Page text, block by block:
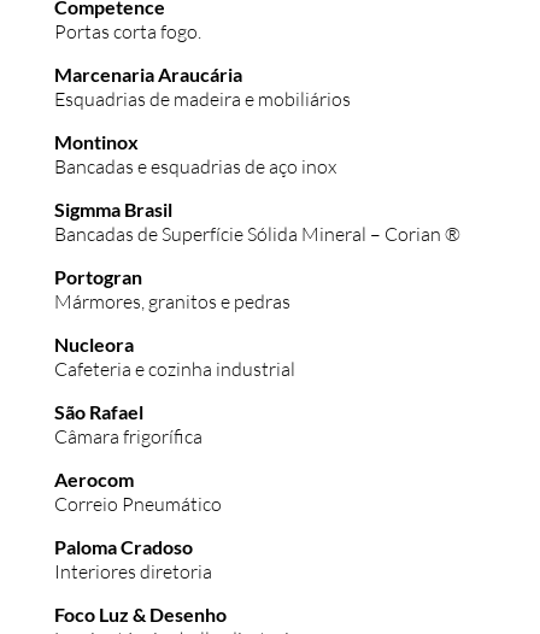
Competence
Portas corta fogo.
Marcenaria Araucária
Esquadrias de madeira e mobiliários
Montinox
Bancadas e esquadrias de aço inox
Sigmma Brasil
Bancadas de Superfície Sólida Mineral – Corian ®
Portogran
Mármores, granitos e pedras
Nucleora
Cafeteria e cozinha industrial
São Rafael
Câmara frigorífica
Aerocom
Correio Pneumático
Paloma Cradoso
Interiores diretoria
Foco Luz & Desenho